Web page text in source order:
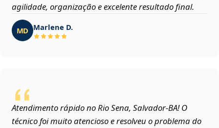
agilidade, organização e excelente resultado final.
MD Marlene D.
Atendimento rápido no Rio Sena, Salvador‑BA! O
técnico foi muito atencioso e resolveu o problema do